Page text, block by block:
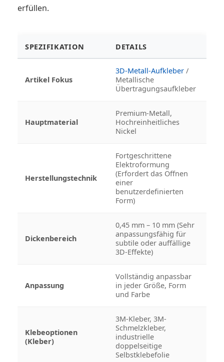
erfüllen.
SPEZIFIKATION DETAILS
Artikel Fokus
3D-Metall-Aufkleber /
Metallische
Übertragungsaufkleber
Hauptmaterial
Premium-Metall,
Hochreinheitliches
Nickel
Herstellungstechnik
Fortgeschrittene
Elektroformung
(Erfordert das Öffnen
einer
benutzerdefinierten
Form)
Dickenbereich
0,45 mm – 10 mm (Sehr
anpassungsfähig für
subtile oder auffällige
3D-Effekte)
Anpassung
Vollständig anpassbar
in jeder Größe, Form
und Farbe
Klebeoptionen
(Kleber)
3M-Kleber, 3M-
Schmelzkleber,
industrielle
doppelseitige
Selbstklebefolie